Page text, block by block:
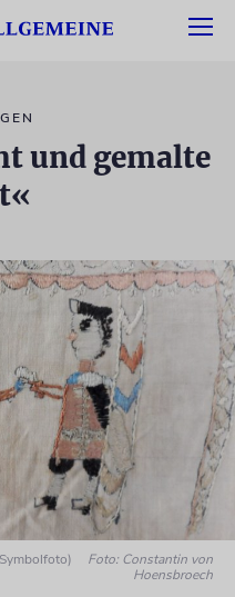
und gemalte
Foto: Constantin von
Hoensbroech